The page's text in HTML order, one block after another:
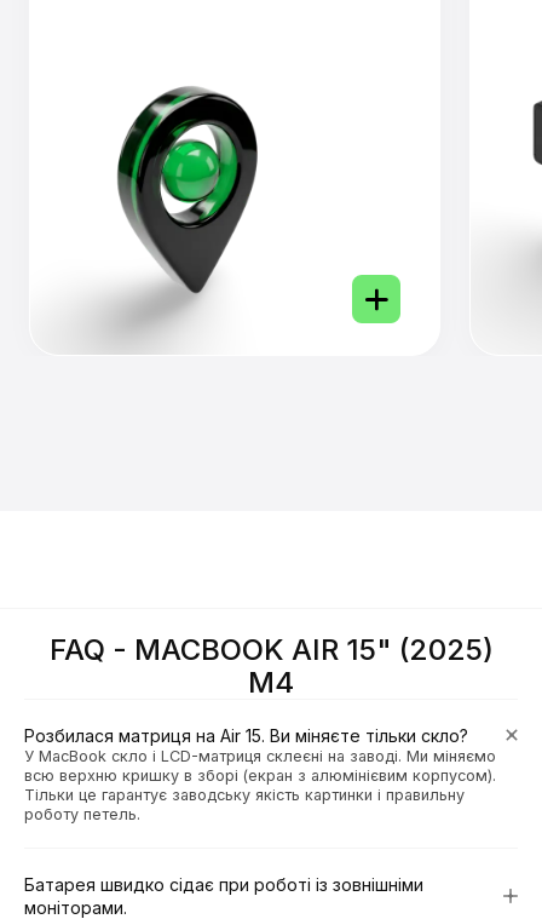
FAQ - MACBOOK AIR 15" (2025)
M4
Розбилася матриця на Air 15. Ви міняєте тільки скло?
У MacBook скло і LCD-матриця склеєні на заводі. Ми міняємо
всю верхню кришку в зборі (екран з алюмінієвим корпусом).
Тільки це гарантує заводську якість картинки і правильну
роботу петель.
Батарея швидко сідає при роботі із зовнішніми
моніторами.